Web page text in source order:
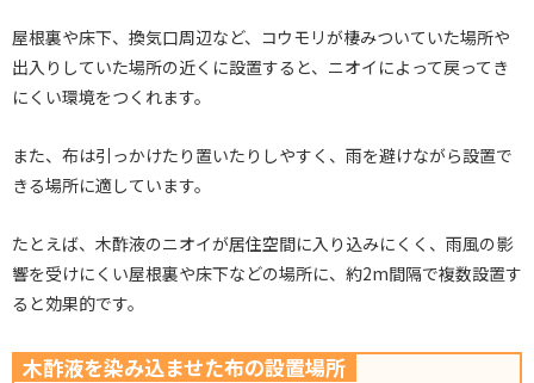
屋根裏や床下、換気口周辺など、コウモリが棲みついていた場所や
出入りしていた場所の近くに設置すると、ニオイによって戻ってき
にくい環境をつくれます。
また、布は引っかけたり置いたりしやすく、雨を避けながら設置で
きる場所に適しています。
たとえば、木酢液のニオイが居住空間に入り込みにくく、雨風の影
響を受けにくい屋根裏や床下などの場所に、約2m間隔で複数設置す
ると効果的です。
木酢液を染み込ませた布の設置場所